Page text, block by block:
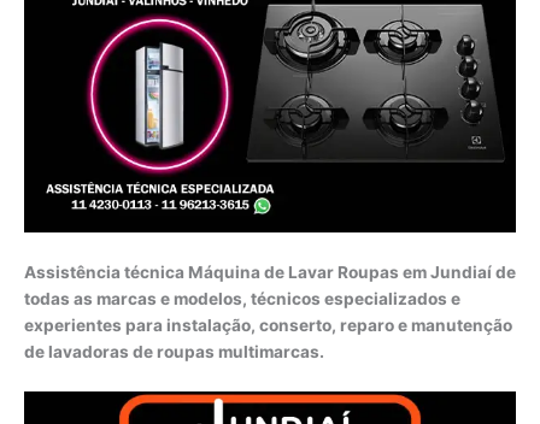
Assistência técnica Máquina de Lavar Roupas em Jundiaí de
todas as marcas e modelos, técnicos especializados e
experientes para instalação, conserto, reparo e manutenção
de lavadoras de roupas multimarcas.